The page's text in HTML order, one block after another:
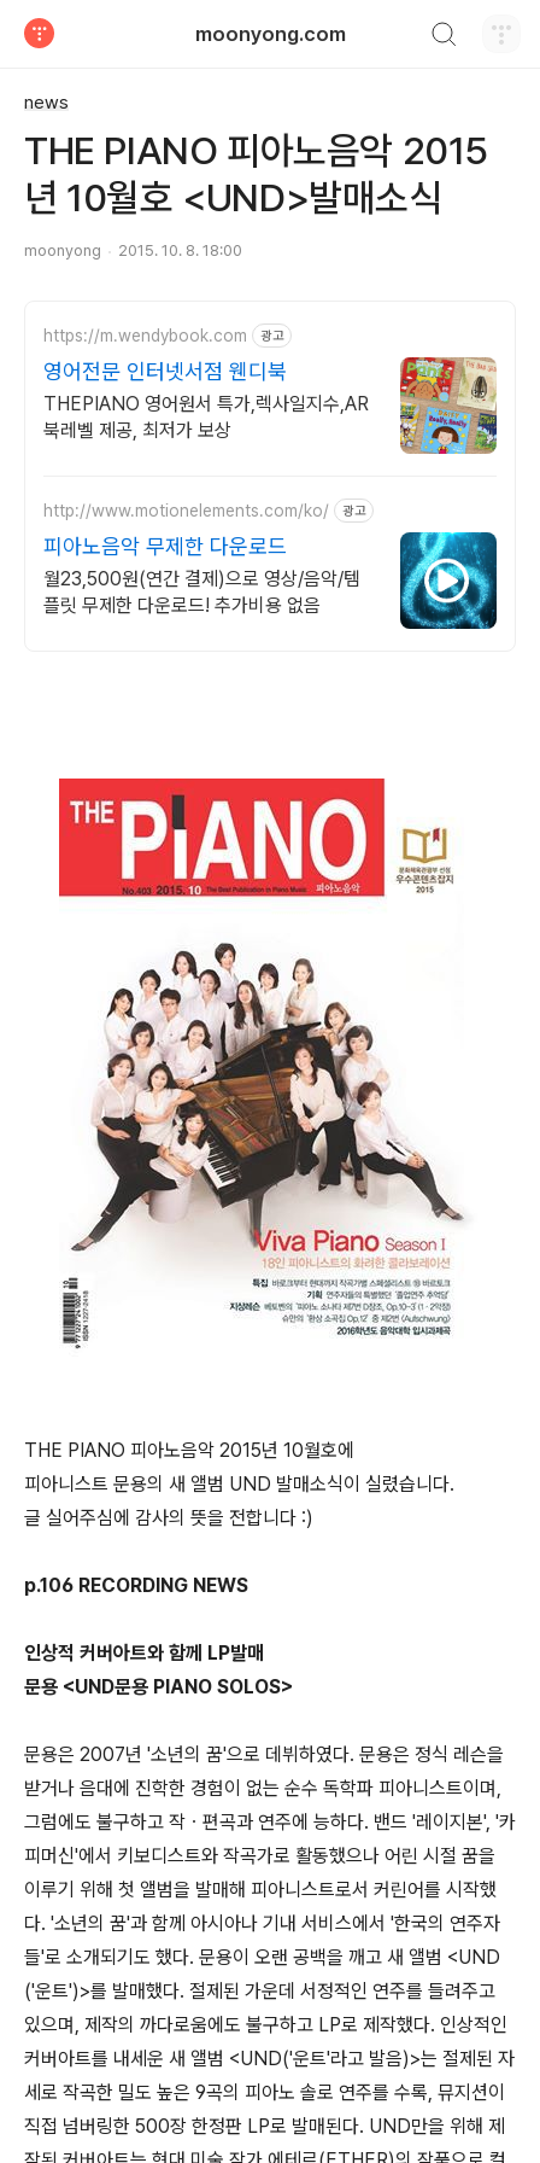
moonyong.com
news
​THE PIANO 피아노음악 2015
년 10월호 <UND>발매소식
moonyong 2015. 10. 8. 18:00
https://m.wendybook.com 광고
영어전문 인터넷서점 웬디북
THEPIANO 영어원서 특가,렉사일지수,AR
북레벨 제공, 최저가 보상
http://www.motionelements.com/ko/ 광고
피아노음악 무제한 다운로드
월23,500원(연간 결제)으로 영상/음악/템
플릿 무제한 다운로드! 추가비용 없음
T​HE PIANO 피아노음악 2015년 10월호에
피아니스트 문용의 새 앨범 UND 발매소식이 실렸습니다.
글 실어주심에 감사의 뜻을 전합니다 :)
p.106 RECORDING NEWS
인상적 커버아트와 함께 LP발매
문용 <UND문용 PIANO SOLOS>
문용은 2007년 '소년의 꿈'으로 데뷔하였다. 문용은 정식 레슨을
받거나 음대에 진학한 경험이 없는 순수 독학파 피아니스트이며,
그럼에도 불구하고 작ㆍ편곡과 연주에 능하다. 밴드 '레이지본', '카
피머신'에서 키보디스트와 작곡가로 활동했으나 어린 시절 꿈을
이루기 위해 첫 앨범을 발매해 피아니스트로서 커린어를 시작했
다. '소년의 꿈'과 함께 아시아나 기내 서비스에서 '한국의 연주자
들'로 소개되기도 했다. 문용이 오랜 공백을 깨고 새 앨범 <UND
('운트')>를 발매했다. 절제된 가운데 서정적인 연주를 들려주고
있으며, 제작의 까다로움에도 불구하고 LP로 제작했다. 인상적인
커버아트를 내세운 새 앨범 <UND('운트'라고 발음)>는 절제된 자
세로 작곡한 밀도 높은 9곡의 피아노 솔로 연주를 수록, 뮤지션이
직접 넘버링한 500장 한정판 LP로 발매된다. UND만을 위해 제